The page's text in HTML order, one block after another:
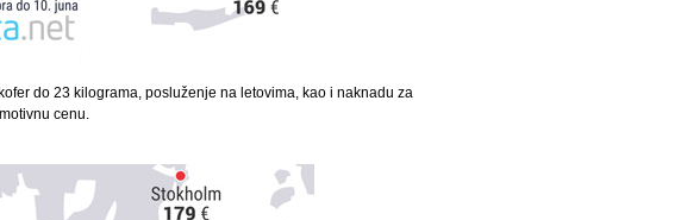
do 23 kilograma, posluženje na letovima, kao i naknadu za
cenu.